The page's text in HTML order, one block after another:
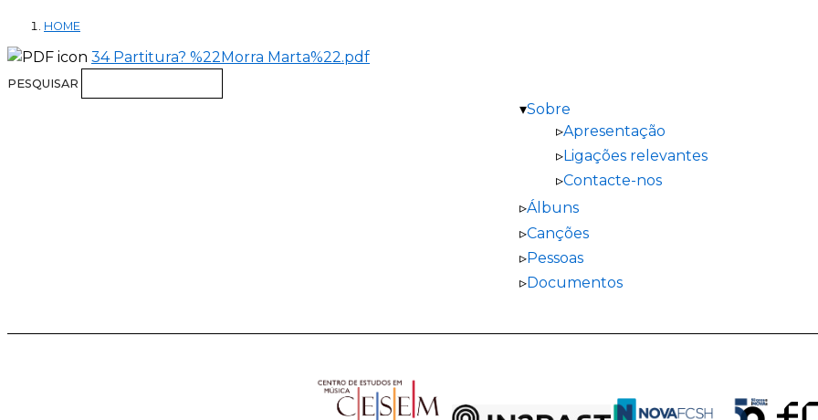
HOME
34 Partitura? %22Morra Marta%22.pdf
PESQUISAR
Sobre
Apresentação
Ligações relevantes
Contacte-nos
Álbuns
Canções
Pessoas
Documentos